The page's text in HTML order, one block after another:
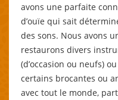
avons une parfaite
d’ouïe qui sait
des sons. Nous avons
restaurons divers
(d’occasion ou neufs)
certains brocantes ou
avec tout le monde,